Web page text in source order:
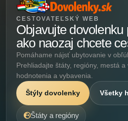
CESTOVATEĽSKÝ WEB
Objavujte dovolenku
ako naozaj chcete
Pomáhame nájsť ubytovanie v
Prehliadajte štáty, regióny, mestá
hodnotenia a vybavenia.
Štýly dovolenky Všetky
Štáty a regióny